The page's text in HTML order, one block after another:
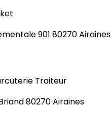
901 80270 Airaines
Traiteur
80270 Airaines